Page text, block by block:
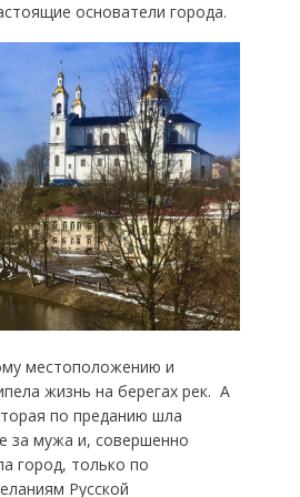
основатели города.
местоположению и
жизнь на берегах рек. А
по преданию шла
за мужа и, совершенно
город, только по
Русской